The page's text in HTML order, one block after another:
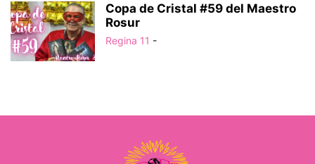
Copa de Cristal #59 del Maestro
Rosur
Regina 11 -